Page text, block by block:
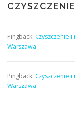
Pingback: Czyszczenie i
Warszawa
Pingback: Czyszczenie
Warszawa